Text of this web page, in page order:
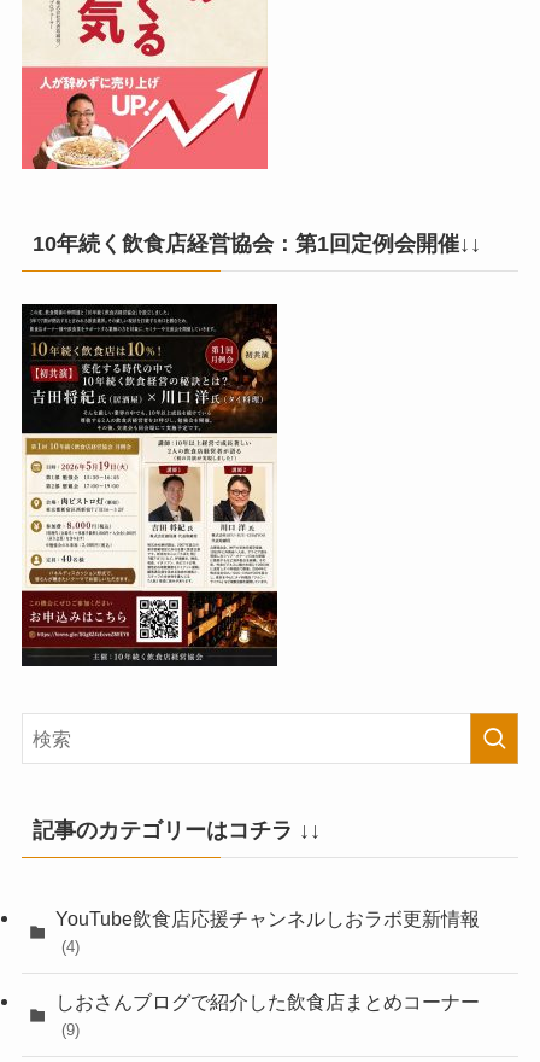
10年続く飲食店経営協会：第1回定例会開催↓↓
記事のカテゴリーはコチラ ↓↓
YouTube飲食店応援チャンネルしおラボ更新情報
(4)
しおさんブログで紹介した飲食店まとめコーナー
(9)